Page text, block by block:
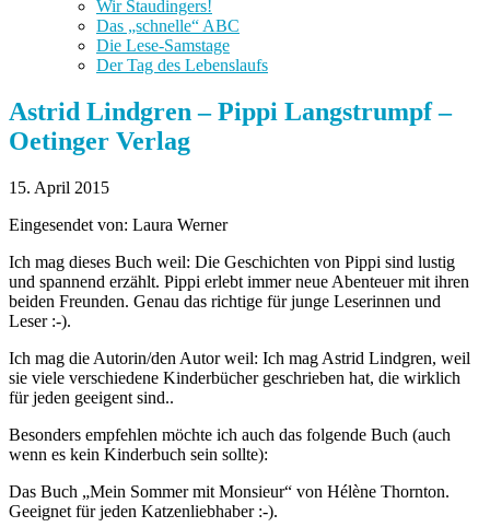
Wir Staudingers!
Das „schnelle“ ABC
Die Lese-Samstage
Der Tag des Lebenslaufs
Astrid Lindgren – Pippi Langstrumpf –
Oetinger Verlag
15. April 2015
Eingesendet von: Laura Werner
Ich mag dieses Buch weil: Die Geschichten von Pippi sind lustig
und spannend erzählt. Pippi erlebt immer neue Abenteuer mit ihren
beiden Freunden. Genau das richtige für junge Leserinnen und
Leser :-).
Ich mag die Autorin/den Autor weil: Ich mag Astrid Lindgren, weil
sie viele verschiedene Kinderbücher geschrieben hat, die wirklich
für jeden geeigent sind..
Besonders empfehlen möchte ich auch das folgende Buch (auch
wenn es kein Kinderbuch sein sollte):
Das Buch „Mein Sommer mit Monsieur“ von Hélène Thornton.
Geeignet für jeden Katzenliebhaber :-).